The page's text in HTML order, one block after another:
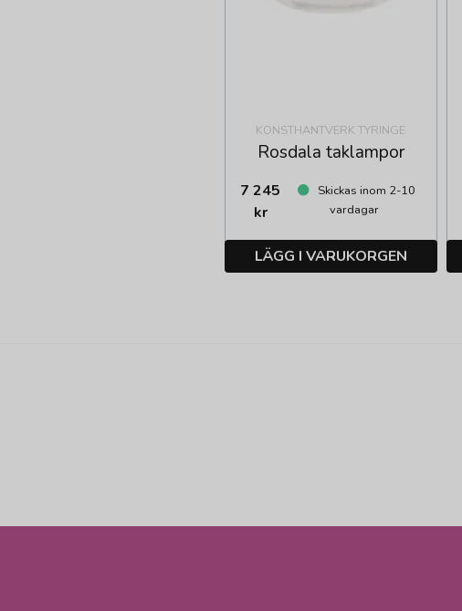
KONSTHANTVERK TYRINGE
Rosdala taklampor
7 245
kr
Skickas inom 2-10
vardagar
LÄGG I VARUKORGEN